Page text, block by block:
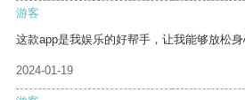
游客
这款app是我娱乐的好帮手，让我能够放松身
2024-01-19